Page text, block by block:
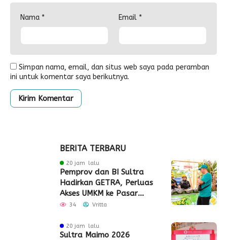
Nama * Email *
Simpan nama, email, dan situs web saya pada peramban
ini untuk komentar saya berikutnya.
BERITA TERBARU
20 jam lalu
Pemprov dan BI Sultra
Hadirkan GETRA, Perluas
Akses UMKM ke Pasar
Global
34 Vritta
20 jam lalu
Sultra Maimo 2026